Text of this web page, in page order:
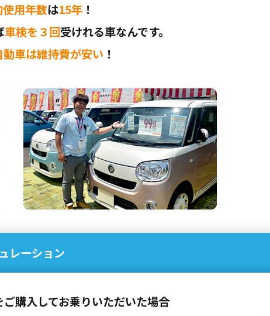
用年数は15年 ！
車検を３回受けれる車なんです。
動車は維持費が安い ！
レーション
ご購入してお乗りいただいた場合